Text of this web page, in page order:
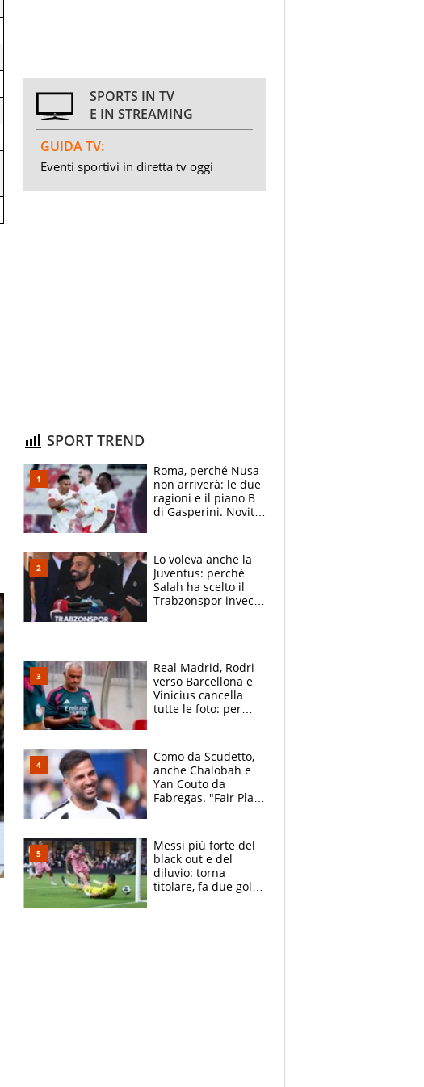
SPORTS IN TV
E IN STREAMING
GUIDA TV:
Eventi sportivi in diretta tv oggi
SPORT TREND
Roma, perché Nusa
non arriverà: le due
ragioni e il piano B
di Gasperini. Novità
Lo voleva anche la
Juventus: perché
Salah ha scelto il
Trabzonspor invece
Real Madrid, Rodri
verso Barcellona e
Vinicius cancella
tutte le foto: per
Como da Scudetto,
anche Chalobah e
Yan Couto da
Fabregas. "Fair Play
multa"
Messi più forte del
black out e del
diluvio: torna
titolare, fa due gol e